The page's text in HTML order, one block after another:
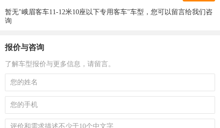
暂无"峨眉客车11-12米10座以下专用客车"车型，您可以留言给我们咨
询
报价与咨询
了解车型报价与更多信息，请留言。